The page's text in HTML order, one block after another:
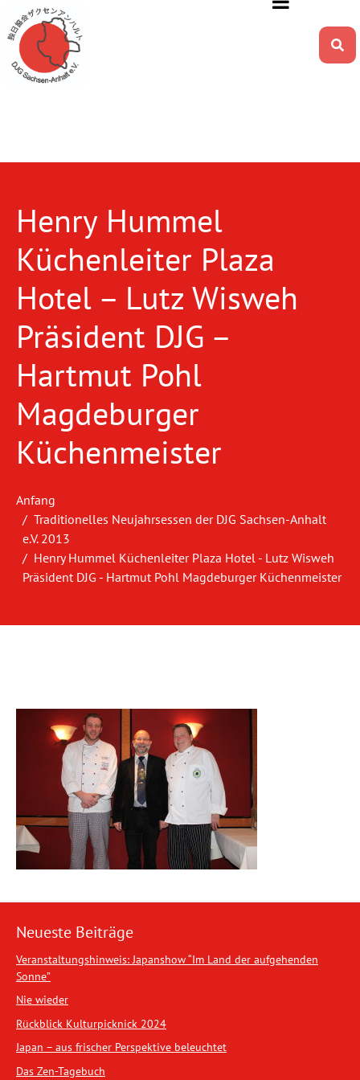
Henry Hummel
Küchenleiter Plaza
Hotel – Lutz Wisweh
Präsident DJG –
Hartmut Pohl
Magdeburger
Küchenmeister
Anfang
Traditionelles Neujahrsessen der DJG Sachsen-Anhalt
e.V. 2013
Henry Hummel Küchenleiter Plaza Hotel - Lutz Wisweh
Präsident DJG - Hartmut Pohl Magdeburger Küchenmeister
Neueste Beiträge
Veranstaltungshinweis: Japanshow “Im Land der aufgehenden
Sonne”
Nie wieder
Rückblick Kulturpicknick 2024
Japan – aus frischer Perspektive beleuchtet
Das Zen-Tagebuch